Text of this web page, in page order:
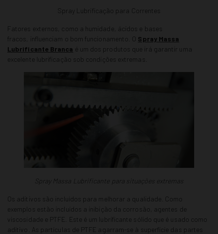
Spray Lubrificação para Correntes
Fatores externos, como a humidade, ácidos e bases
fracos, influenciam o bom funcionamento. O Spray Massa
Lubrificante Branca é um dos produtos que irá garantir uma
excelente lubrificação sob condições extremas.
Spray Massa Lubrificante para situações extremas
Os aditivos são incluídos para melhorar a qualidade. Como
exemplos estão incluídos a inibição da corrosão, agentes de
viscosidade e PTFE. Este é um lubrificante sólido que é usado como
aditivo. As partículas de PTFE agarram-se à superfície das partes